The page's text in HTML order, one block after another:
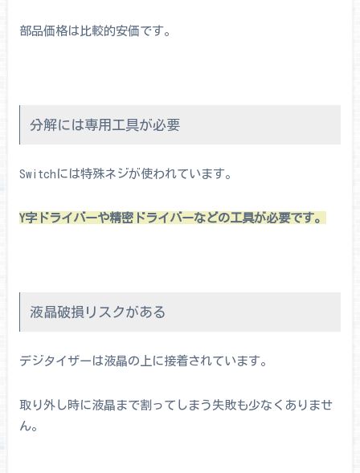
部品価格は比較的安価です。
分解には専用工具が必要
Switchには特殊ネジが使われています。
Y字ドライバーや精密ドライバーなどの工具が必要です。
液晶破損リスクがある
デジタイザーは液晶の上に接着されています。
取り外し時に液晶まで割ってしまう失敗も少なくありませ
ん。